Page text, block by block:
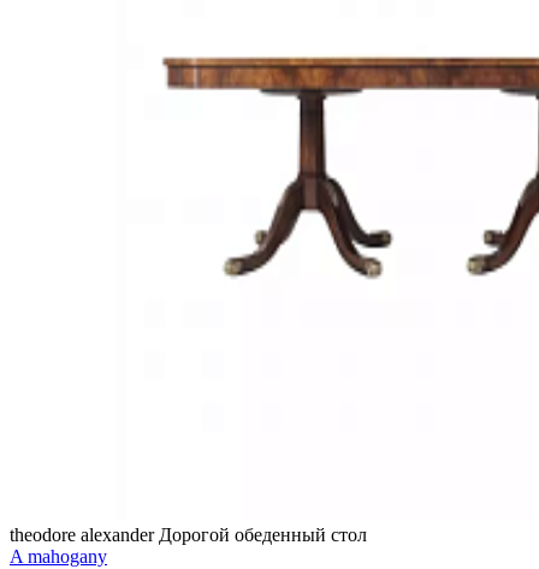
theodore alexander Дорогой обеденный стол
A mahogany